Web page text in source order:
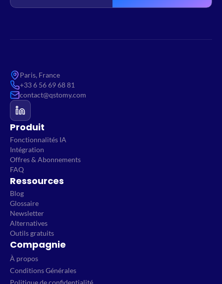
Paris, France
+33 6 56 69 68 81
contact@qstomy.com
Produit
Fonctionnalités IA
Intégration
Offres & Abonnements
FAQ
Ressources
Blog
Glossaire
Newsletter
Alternatives
Outils gratuits
Compagnie
À propos
Conditions Générales
Politique de confidentialité